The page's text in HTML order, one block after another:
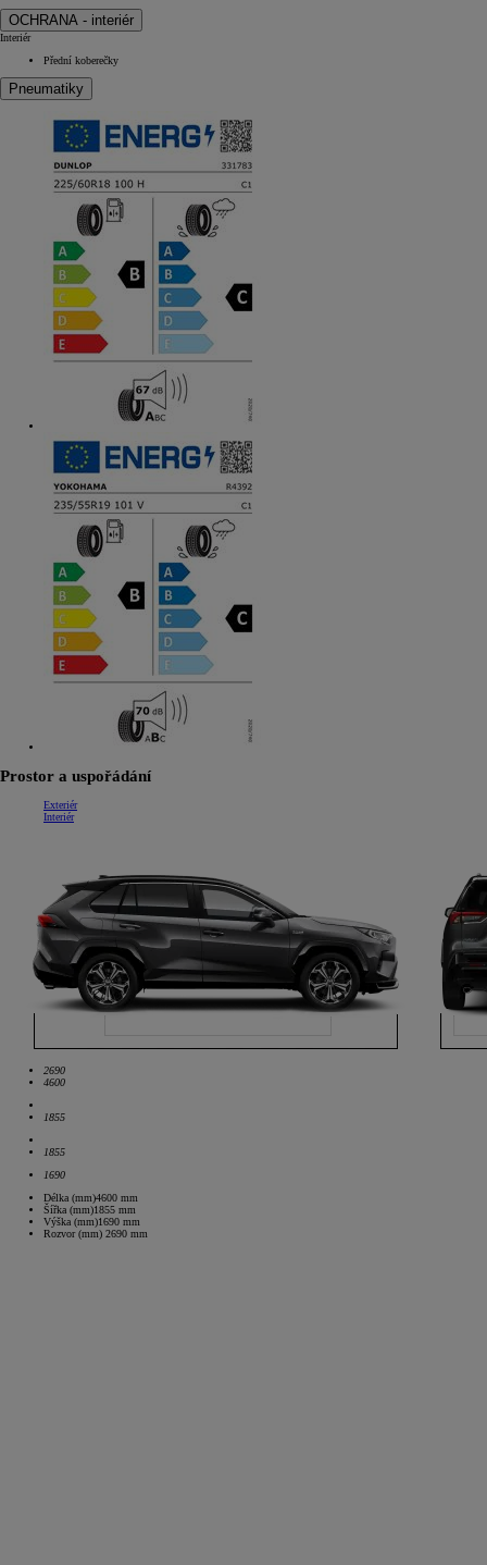
OCHRANA - interiér
Interiér
Přední koberečky
Pneumatiky
Prostor a uspořádání
Exteriér
Interiér
2690
4600
1855
1855
1690
Délka (mm)4600 mm
Šířka (mm)1855 mm
Výška (mm)1690 mm
Rozvor (mm) 2690 mm